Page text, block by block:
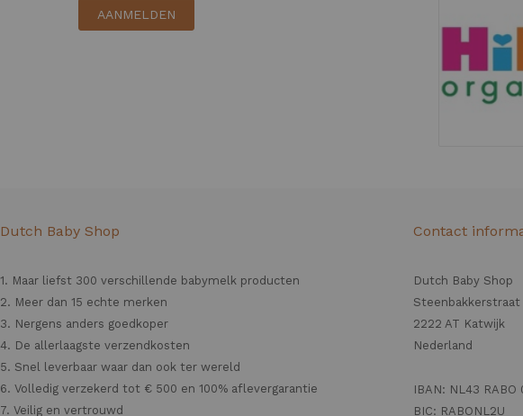
AANMELDEN
Dutch Baby Shop
1. Maar liefst 300 verschillende babymelk producten
2. Meer dan 15 echte merken
3. Nergens anders goedkoper
4. De allerlaagste verzendkosten
5. Snel leverbaar waar dan ook ter wereld
6. Volledig verzekerd tot € 500 en 100% aflevergarantie
7. Veilig en vertrouwd
Contact
Dutch Baby Shop
Steenbakkerstraat
2222 AT Katwijk
Nederland
IBAN: NL43 RABO
BIC: RABONL2U